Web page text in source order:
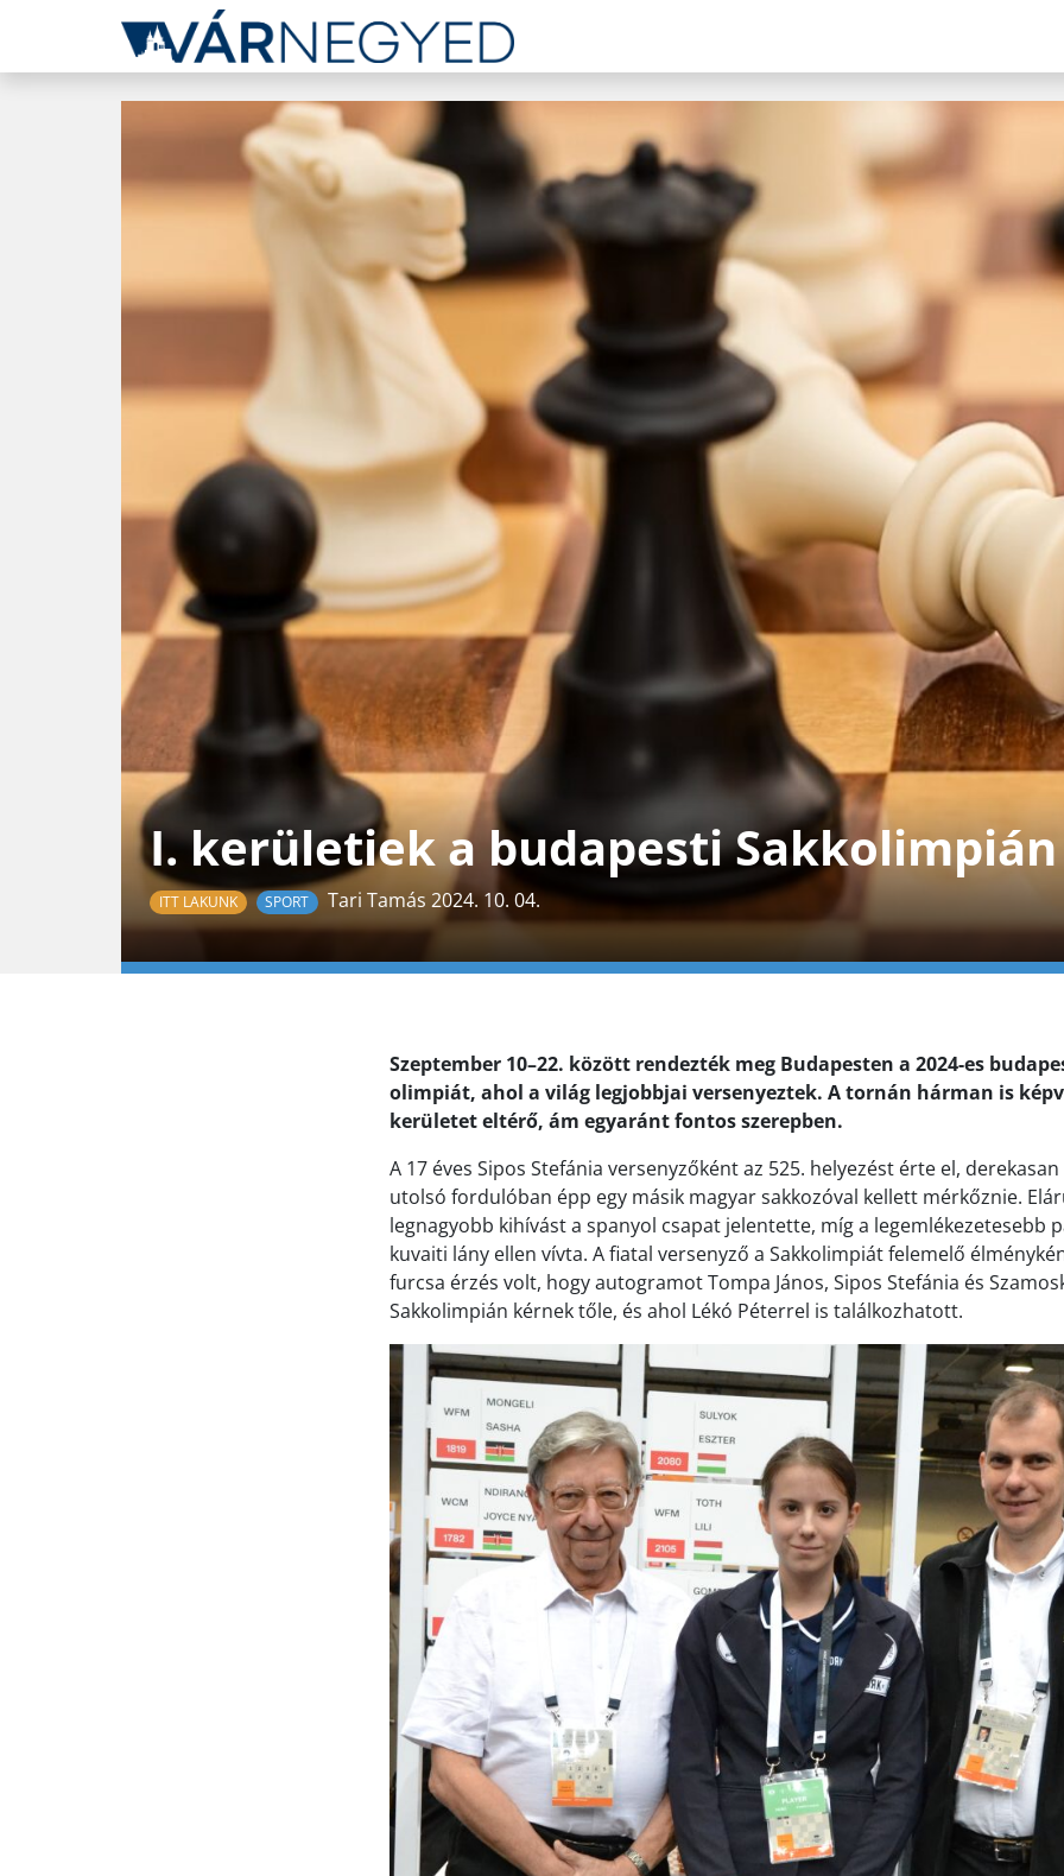
I. kerületiek a budapesti Sakkolimpián
ITT LAKUNK SPORT Tari Tamás 2024. 10. 04.
Szeptember 10–22. között rendezték meg Budapesten a 2024-es
olimpiát, ahol a világ legjobbjai versenyeztek. A tornán hárman is
kerületet eltérő, ám egyaránt fontos szerepben.
A 17 éves Sipos Stefánia versenyzőként az 525. helyezést érte el,
utolsó fordulóban épp egy másik magyar sakkozóval kellett mérkőznie.
legnagyobb kihívást a spanyol csapat jelentette, míg a legemlékezetesebb
kuvaiti lány ellen vívta. A fiatal versenyző a Sakkolimpiát felemelő
furcsa érzés volt, hogy autogramot Tompa János, Sipos Stefánia és
Sakkolimpián kérnek tőle, és ahol Lékó Péterrel is találkozhatott.